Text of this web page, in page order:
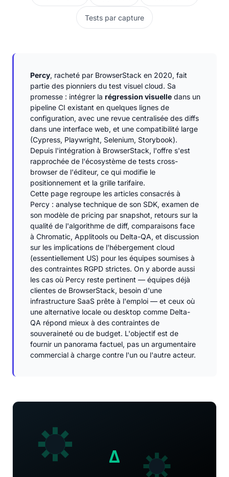
Tests par capture
Percy, racheté par BrowserStack en 2020, fait
partie des pionniers du test visuel cloud. Sa
promesse : intégrer la régression visuelle dans un
pipeline CI existant en quelques lignes de
configuration, avec une revue centralisée des diffs
dans une interface web, et une compatibilité large
(Cypress, Playwright, Selenium, Storybook).
Depuis l'intégration à BrowserStack, l'offre s'est
rapprochée de l'écosystème de tests cross-
browser de l'éditeur, ce qui modifie le
positionnement et la grille tarifaire.
Cette page regroupe les articles consacrés à
Percy : analyse technique de son SDK, examen de
son modèle de pricing par snapshot, retours sur la
qualité de l'algorithme de diff, comparaisons face
à Chromatic, Applitools ou Delta-QA, et discussion
sur les implications de l'hébergement cloud
(essentiellement US) pour les équipes soumises à
des contraintes RGPD strictes. On y aborde aussi
les cas où Percy reste pertinent — équipes déjà
clientes de BrowserStack, besoin d'une
infrastructure SaaS prête à l'emploi — et ceux où
une alternative locale ou desktop comme Delta-
QA répond mieux à des contraintes de
souveraineté ou de budget. L'objectif est de
fournir un panorama factuel, pas un argumentaire
commercial à charge contre l'un ou l'autre acteur.